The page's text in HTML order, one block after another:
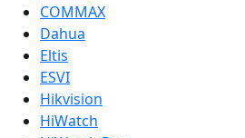
COMMAX
Dahua
Eltis
ESVI
Hikvision
HiWatch